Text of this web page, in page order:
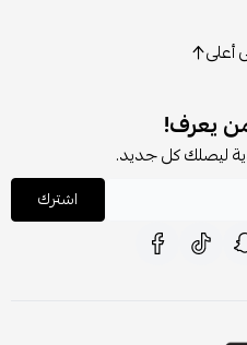
أعلى
يعرف!
ليصلك كل جديد.
اشترك